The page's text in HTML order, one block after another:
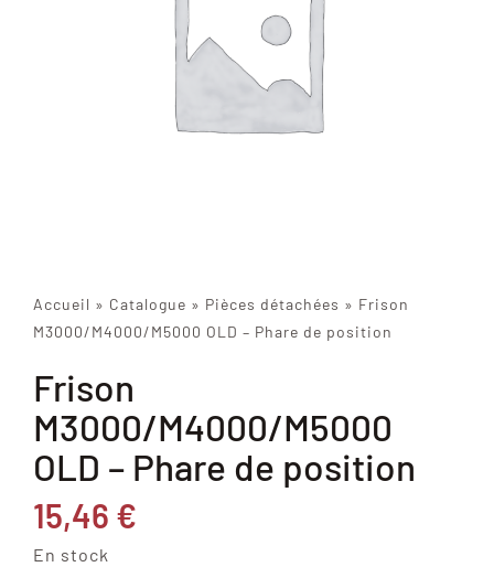
Accueil » Catalogue » Pièces détachées » Frison
M3000/M4000/M5000 OLD – Phare de position
Frison
M3000/M4000/M5000
OLD – Phare de position
15,46 €
En stock